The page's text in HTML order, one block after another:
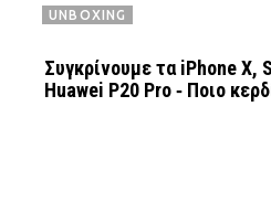
UNBOXING
Συγκρίνουμε τα iPhone X,
Huawei P20 Pro ‑ Ποιο